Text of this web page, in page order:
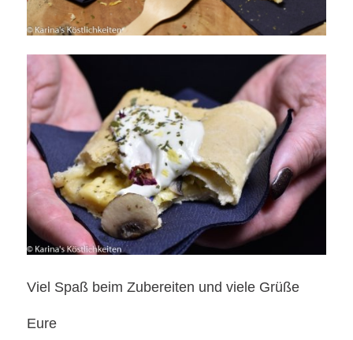
Viel Spaß beim Zubereiten und viele Grüße
Eure